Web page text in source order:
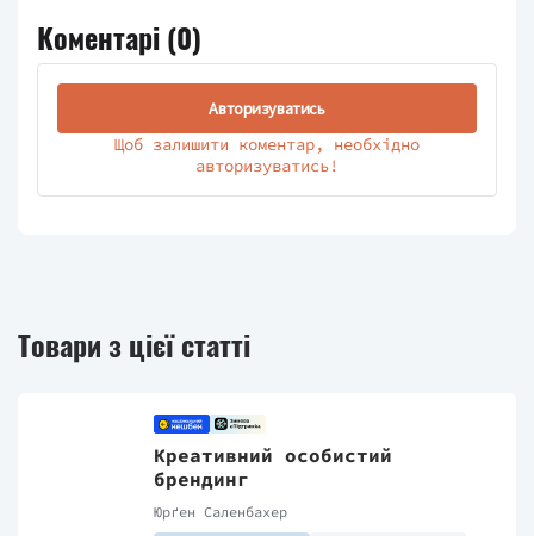
Коментарі (0)
Щоб залишити коментар, необхідно
авторизуватись!
Авторизуватись
Товари з цієї статті
Креативний особистий
брендинг
Юрґен Саленбахер